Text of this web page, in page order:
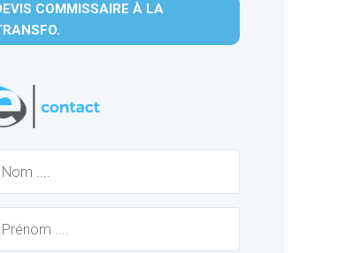
COMMISSAIRE À LA